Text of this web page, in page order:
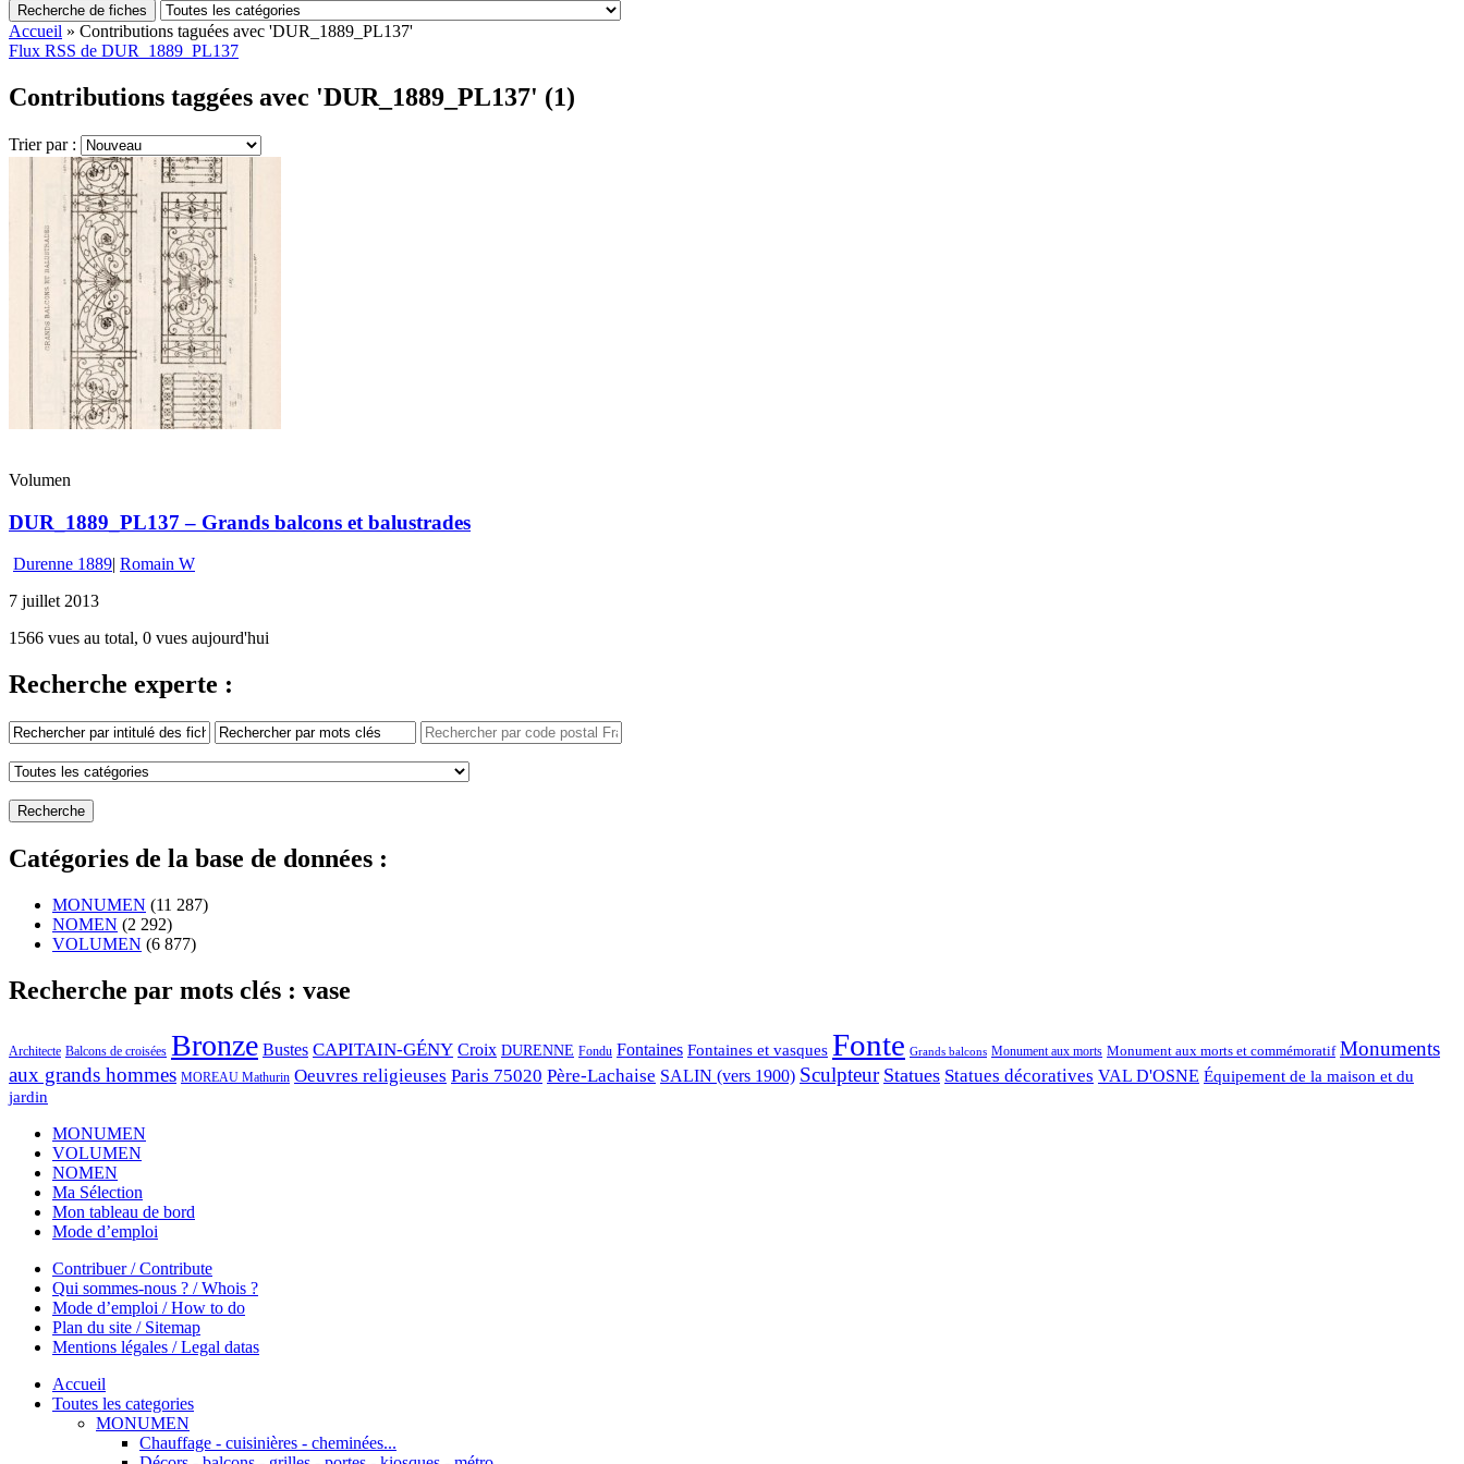
Recherche de fiches
Accueil » Contributions taguées avec 'DUR_1889_PL137'
Flux RSS de DUR_1889_PL137
Contributions taggées avec 'DUR_1889_PL137' (1)
Trier par :
Volumen
DUR_1889_PL137 – Grands balcons et balustrades
Durenne 1889| Romain W
7 juillet 2013
1566 vues au total, 0 vues aujourd'hui
Recherche experte :
Catégories de la base de données :
MONUMEN (11 287)
NOMEN (2 292)
VOLUMEN (6 877)
Recherche par mots clés : vase
Architecte Balcons de croisées Bronze Bustes CAPITAIN-GÉNY Croix DURENNE Fondu Fontaines Fontaines et vasques Fonte Grands balcons Monument aux morts Monument aux morts et commémoratif Monuments
aux grands hommes MOREAU Mathurin Oeuvres religieuses Paris 75020 Père-Lachaise SALIN (vers 1900) Sculpteur Statues Statues décoratives VAL D'OSNE Équipement de la maison et du
jardin
MONUMEN
VOLUMEN
NOMEN
Ma Sélection
Mon tableau de bord
Mode d’emploi
Contribuer / Contribute
Qui sommes-nous ? / Whois ?
Mode d’emploi / How to do
Plan du site / Sitemap
Mentions légales / Legal datas
Accueil
Toutes les categories
MONUMEN
Chauffage - cuisinières - cheminées...